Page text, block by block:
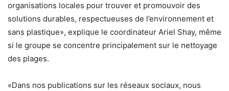
organisations locales pour trouver et promouvoir des
solutions durables, respectueuses de l’environnement et
sans plastique», explique le coordinateur Ariel Shay, même
si le groupe se concentre principalement sur le nettoyage
des plages.
«Dans nos publications sur les réseaux sociaux, nous